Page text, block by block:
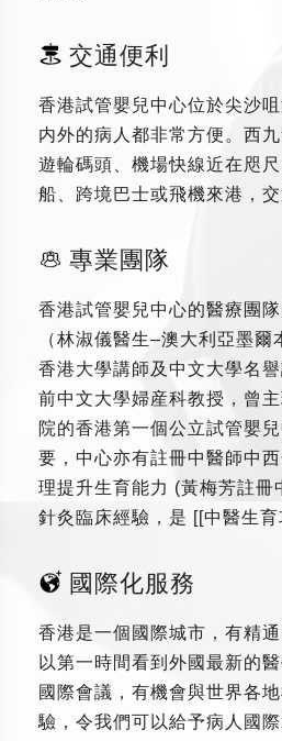
交通便利
香港試管嬰兒中心位於尖沙
内外的病人都非常方便。西
遊輪碼頭、機場快線近在咫尺
船、跨境巴士或飛機來港，交
專業團隊
香港試管嬰兒中心的醫療團
（林淑儀醫生–澳大利亞墨
香港大學講師及中文大學名
前中文大學婦産科教授，曾
院的香港第一個公立試管嬰
要，中心亦有註冊中醫師中
理提升生育能力 (黃梅芳註冊
針灸臨床經驗，是 [[中醫生育
國際化服務
香港是一個國際城市，有精
以第一時間看到外國最新的
國際會議，有機會與世界各
驗，令我們可以給予病人國際